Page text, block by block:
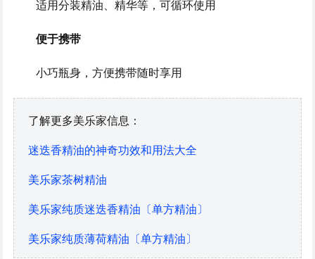
适用分装精油、精华等，可循环使用
便于携带
小巧瓶身，方便携带随时享用
了解更多美乐家信息：
迷迭香精油的神奇功效和用法大全
美乐家茶树精油
美乐家纯质迷迭香精油〔单方精油〕
美乐家纯质薄荷精油〔单方精油〕